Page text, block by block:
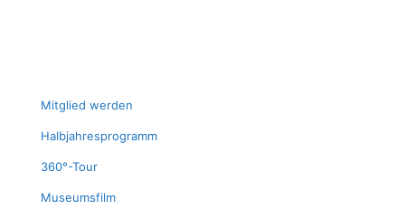
Mit­glied werden
Halb­jah­res­pro­gramm
360°-Tour
Muse­ums­film